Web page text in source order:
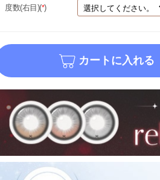
度数(右目)(*)
カートに入れる